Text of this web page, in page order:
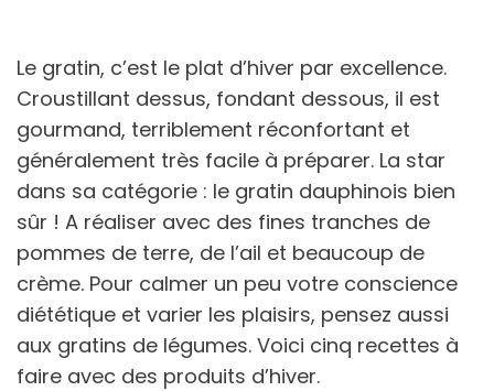
Le gratin, c’est le plat d’hiver par excellence.
Croustillant dessus, fondant dessous, il est
gourmand, terriblement réconfortant et
généralement très facile à préparer. La star
dans sa catégorie : le gratin dauphinois bien
sûr ! A réaliser avec des fines tranches de
pommes de terre, de l’ail et beaucoup de
crème. Pour calmer un peu votre conscience
diététique et varier les plaisirs, pensez aussi
aux gratins de légumes. Voici cinq recettes à
faire avec des produits d’hiver.